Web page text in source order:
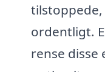
tilstoppede,
ordentligt.
rense disse